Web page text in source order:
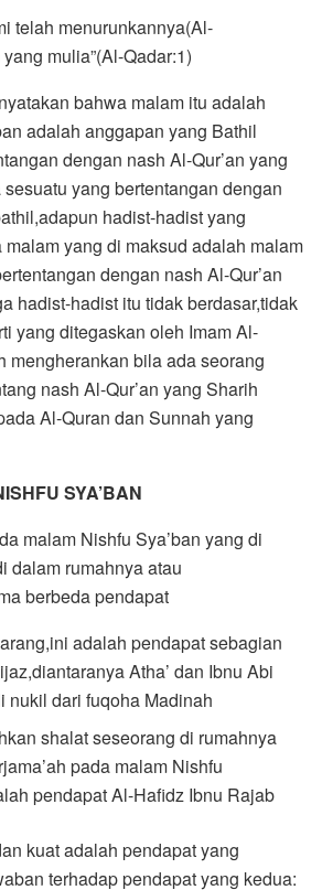
telah menurunkannya(Al-
mulia”(Al-Qadar:1)
bahwa malam itu adalah
adalah anggapan yang Bathil
dengan nash Al-Qur’an yang
yang bertentangan dengan
hadist-hadist yang
yang di maksud adalah malam
dengan nash Al-Qur’an
hadist-hadist itu tidak berdasar,tidak
yang ditegaskan oleh Imam Al-
mengherankan bila ada seorang
nash Al-Qur’an yang Sharih
Al-Quran dan Sunnah yang
SYA’BAN
malam Nishfu Sya’ban yang di
dalam rumahnya atau
berbeda pendapat
adalah pendapat sebagian
Atha’ dan Ibnu Abi
nukil dari fuqoha Madinah
shalat seseorang di rumahnya
pada malam Nishfu
pendapat Al-Hafidz Ibnu Rajab
kuat adalah pendapat yang
terhadap pendapat yang kedua: